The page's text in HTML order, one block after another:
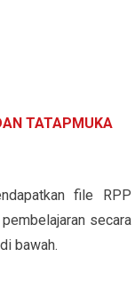
TATAPMUKA
file RPP
secara
bawah.